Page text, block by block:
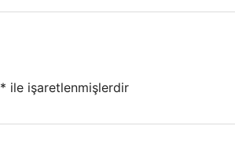
* ile işaretlenmişlerdir